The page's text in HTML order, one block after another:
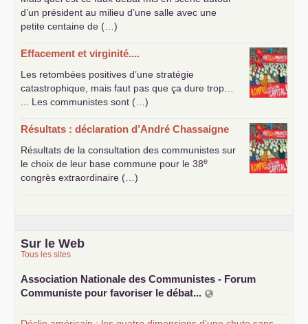
d’un président au milieu d’une salle avec une
petite centaine de (…)
Effacement et virginité....
Les retombées positives d’une stratégie
catastrophique, mais faut pas que ça dure trop…
... Les communistes sont (…)
Résultats : déclaration d’André Chassaigne
Résultats de la consultation des communistes sur
le choix de leur base commune pour le 38e
congrès extraordinaire (…)
Sur le Web
Tous les sites
Association Nationale des Communistes - Forum
Communiste pour favoriser le débat...